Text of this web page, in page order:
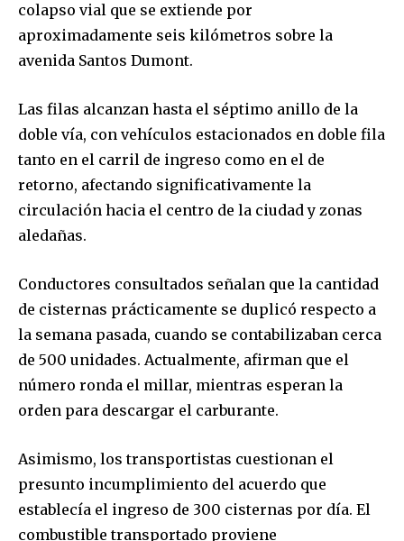
colapso vial que se extiende por
aproximadamente seis kilómetros sobre la
avenida Santos Dumont.
Las filas alcanzan hasta el séptimo anillo de la
doble vía, con vehículos estacionados en doble fila
tanto en el carril de ingreso como en el de
retorno, afectando significativamente la
circulación hacia el centro de la ciudad y zonas
aledañas.
Conductores consultados señalan que la cantidad
de cisternas prácticamente se duplicó respecto a
la semana pasada, cuando se contabilizaban cerca
de 500 unidades. Actualmente, afirman que el
número ronda el millar, mientras esperan la
orden para descargar el carburante.
Asimismo, los transportistas cuestionan el
presunto incumplimiento del acuerdo que
establecía el ingreso de 300 cisternas por día. El
combustible transportado proviene